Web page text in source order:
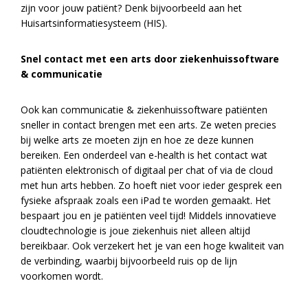
zijn voor jouw patiënt? Denk bijvoorbeeld aan het
Huisartsinformatiesysteem (HIS).
Snel contact met een arts door ziekenhuissoftware
& communicatie
Ook kan communicatie & ziekenhuissoftware patiënten
sneller in contact brengen met een arts. Ze weten precies
bij welke arts ze moeten zijn en hoe ze deze kunnen
bereiken. Een onderdeel van e-health is het contact wat
patiënten elektronisch of digitaal per chat of via de cloud
met hun arts hebben. Zo hoeft niet voor ieder gesprek een
fysieke afspraak zoals een iPad te worden gemaakt. Het
bespaart jou en je patiënten veel tijd! Middels innovatieve
cloudtechnologie is joue ziekenhuis niet alleen altijd
bereikbaar. Ook verzekert het je van een hoge kwaliteit van
de verbinding, waarbij bijvoorbeeld ruis op de lijn
voorkomen wordt.